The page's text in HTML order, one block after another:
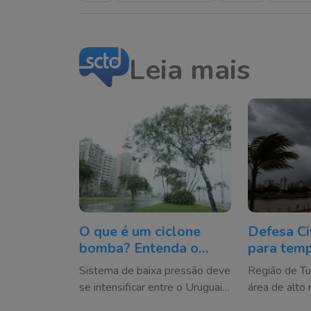
Leia mais
O que é um ciclone
bomba? Entenda o
fenômeno que pode
atingir o Sul do Brasil
Sistema de baixa pressão deve
se intensificar entre o Uruguai
Defesa
para
ventos
SC; veja
Região de
área de alto